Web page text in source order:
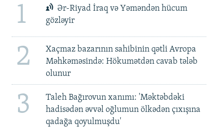
1
Ər-Riyad İraq və Yəməndən hücum
gözləyir
2
Xaçmaz bazarının sahibinin qətli Avropa
Məhkəməsində: Hökumətdən cavab tələb
olunur
3
Taleh Bağırovun xanımı: 'Məktəbdəki
hadisədən əvvəl oğlumun ölkədən çıxışına
qadağa qoyulmuşdu'